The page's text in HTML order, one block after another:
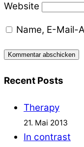
Website
Name, E-Mail-
Recent Posts
Therapy
21. Mai 2013
In contrast